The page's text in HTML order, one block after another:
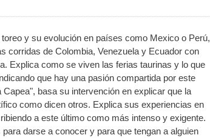
y su evolución en países como Mexico o Perú,
corridas de Colombia, Venezuela y Ecuador con
Explica como se viven las ferias taurinas y lo que
que hay una pasión compartida por este
basa su intervención en explicar que la
como dicen otros. Explica sus experiencias en
a este último como más intenso y exigente.
darse a conocer y para que tengan a alguien